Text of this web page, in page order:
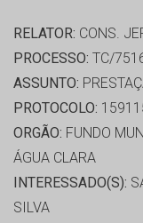
RELATOR: CONS.
PROCESSO: TC/
ASSUNTO:
PROTOCOLO:
ORGÃO: FUNDO
ÁGUA CLARA
INTERESSADO(S):
SILVA